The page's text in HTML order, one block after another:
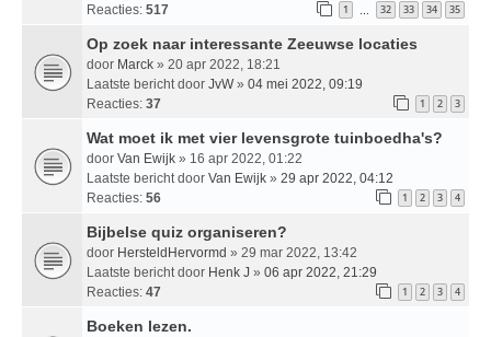
Reacties: 517 1 … 32 33 34 35
Op zoek naar interessante Zeeuwse locaties
door Marck » 20 apr 2022, 18:21
Laatste bericht door JvW» 04 mei 2022, 09:19
Reacties: 37 1 2 3
Wat moet ik met vier levensgrote tuinboedha's?
door Van Ewijk » 16 apr 2022, 01:22
Laatste bericht door Van Ewijk » 29 apr 2022, 04:12
Reacties: 56 1 2 3 4
Bijbelse quiz organiseren?
door HersteldHervormd » 29 mar 2022, 13:42
Laatste bericht door Henk J » 06 apr 2022, 21:29
Reacties: 47 1 2 3 4
Boeken lezen.